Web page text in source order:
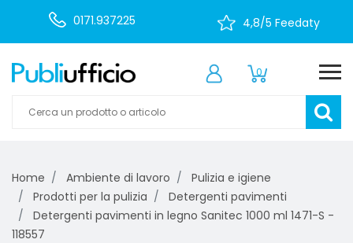
0171.937225 4,8/5 Feedaty
0
Home Ambiente di lavoro
Pulizia e igiene
Prodotti per la pulizia
Detergenti pavimenti
Detergenti pavimenti in legno Sanitec 1000 ml 1471-S -
118557